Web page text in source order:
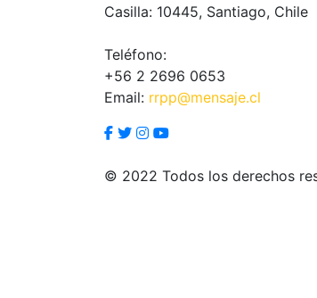
Casilla: 10445, Santiago, Chile
Teléfono:
+56 2 2696 0653
Email: rrpp@mensaje.cl
© 2022 Todos los derechos